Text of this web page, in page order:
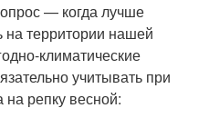
— когда лучше
на территории нашей
климатические
учитывать при
на репку весной: